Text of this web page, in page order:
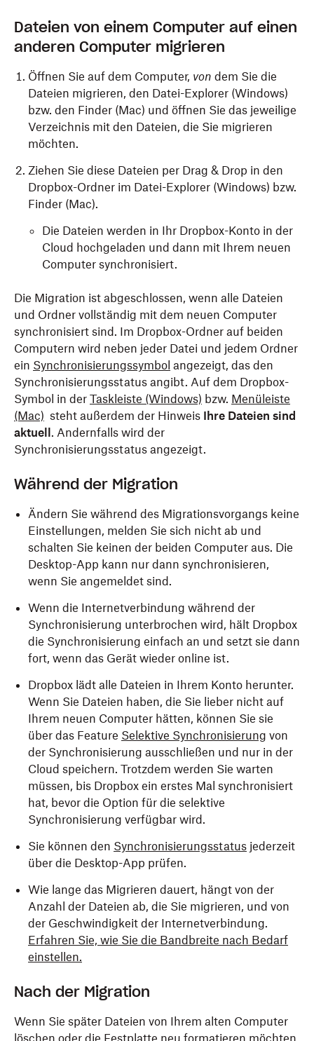
Dateien von einem Computer auf einen
anderen Computer migrieren
Öffnen Sie auf dem Computer, von dem Sie die
Dateien migrieren, den Datei-Explorer (Windows)
bzw. den Finder (Mac) und öffnen Sie das jeweilige
Verzeichnis mit den Dateien, die Sie migrieren
möchten.
Ziehen Sie diese Dateien per Drag & Drop in den
Dropbox-Ordner im Datei-Explorer (Windows) bzw.
Finder (Mac).
Die Dateien werden in Ihr Dropbox-Konto in der
Cloud hochgeladen und dann mit Ihrem neuen
Computer synchronisiert.
Die Migration ist abgeschlossen, wenn alle Dateien
und Ordner vollständig mit dem neuen Computer
synchronisiert sind. Im Dropbox-Ordner auf beiden
Computern wird neben jeder Datei und jedem Ordner
ein Synchronisierungssymbol angezeigt, das den
Synchronisierungsstatus angibt. Auf dem Dropbox-
Symbol in der Taskleiste (Windows) bzw. Menüleiste
(Mac) steht außerdem der Hinweis Ihre Dateien sind
aktuell . Andernfalls wird der
Synchronisierungsstatus angezeigt.
Während der Migration
Ändern Sie während des Migrationsvorgangs keine
Einstellungen, melden Sie sich nicht ab und
schalten Sie keinen der beiden Computer aus. Die
Desktop-App kann nur dann synchronisieren,
wenn Sie angemeldet sind.
Wenn die Internetverbindung während der
Synchronisierung unterbrochen wird, hält Dropbox
die Synchronisierung einfach an und setzt sie dann
fort, wenn das Gerät wieder online ist.
Dropbox lädt alle Dateien in Ihrem Konto herunter.
Wenn Sie Dateien haben, die Sie lieber nicht auf
Ihrem neuen Computer hätten, können Sie sie
über das Feature Selektive Synchronisierung von
der Synchronisierung ausschließen und nur in der
Cloud speichern. Trotzdem werden Sie warten
müssen, bis Dropbox ein erstes Mal synchronisiert
hat, bevor die Option für die selektive
Synchronisierung verfügbar wird.
Sie können den Synchronisierungsstatus jederzeit
über die Desktop-App prüfen.
Wie lange das Migrieren dauert, hängt von der
Anzahl der Dateien ab, die Sie migrieren, und von
der Geschwindigkeit der Internetverbindung.
Erfahren Sie, wie Sie die Bandbreite nach Bedarf
einstellen.
Nach der Migration
Wenn Sie später Dateien von Ihrem alten Computer
löschen oder die Festplatte neu formatieren möchten,